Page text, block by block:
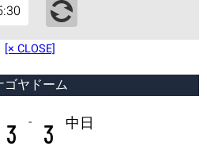
[× CLOSE]
ゴヤドーム
3 - 3 中日